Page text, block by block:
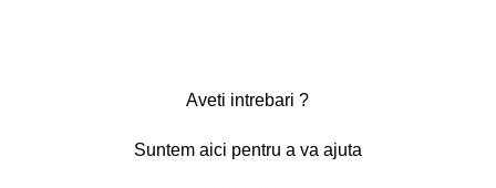
Aveti intrebari ?
Suntem aici pentru a va ajuta